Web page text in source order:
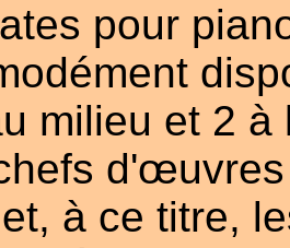
pour
milieu et 2
à ce titre,